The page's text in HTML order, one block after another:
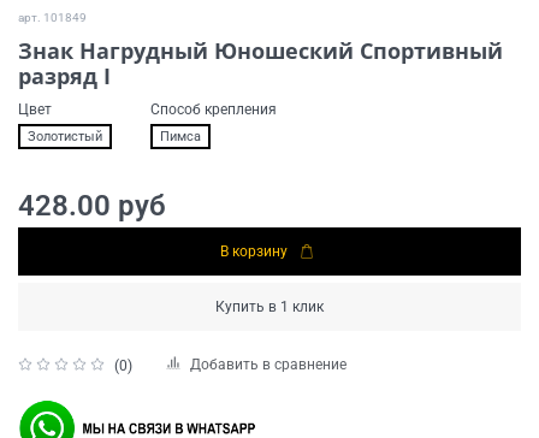
арт. 101849
Знак Нагрудный Юношеский Спортивный
разряд I
(0) Добавить в сравнение
Цвет
Золотистый
Способ крепления
Пимса
428.00 руб
В корзину
Купить в 1 клик